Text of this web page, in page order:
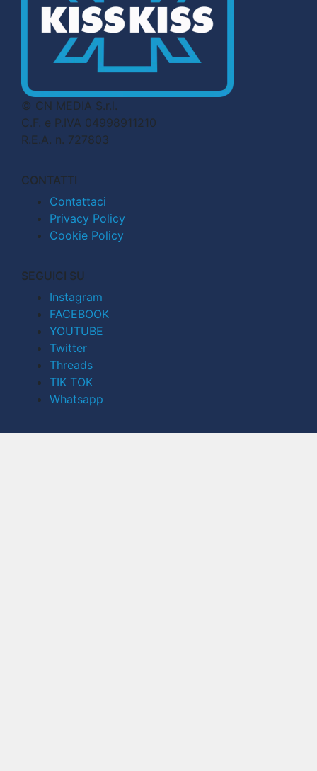
© CN MEDIA S.r.l.
C.F. e P.IVA 04998911210
R.E.A. n. 727803
CONTATTI
Contattaci
Privacy Policy
Cookie Policy
SEGUICI SU
Instagram
FACEBOOK
YOUTUBE
Twitter
Threads
TIK TOK
Whatsapp